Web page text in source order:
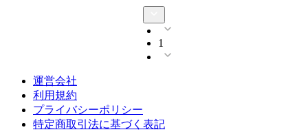
1
運営会社
利用規約
プライバシーポリシー
特定商取引法に基づく表記